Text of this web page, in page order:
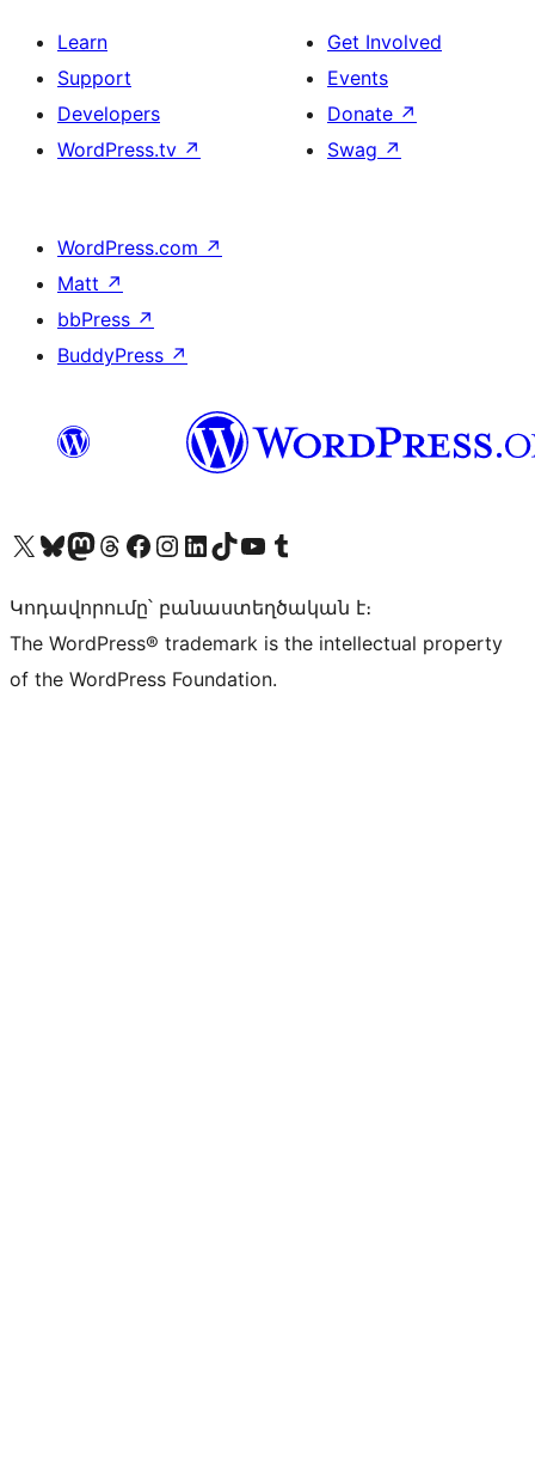
Learn
Support
Developers
WordPress.tv ↗
Get Involved
Events
Donate ↗
Swag ↗
WordPress.com ↗
Matt ↗
bbPress ↗
BuddyPress ↗
Visit our X (formerly Twitter) account
Visit our Bluesky account
Visit our Mastodon account
Visit our Threads account
Visit our Facebook page
Visit our Instagram account
Visit our LinkedIn account
Visit our TikTok account
Visit our YouTube channel
Visit our Tumblr account
Կոդավորումը՝ բանաստեղծական է։
The WordPress® trademark is the intellectual property
of the WordPress Foundation.